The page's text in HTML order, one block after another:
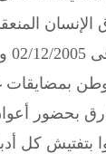
29/
بمضايقات
بحضور
بتفتيش كل